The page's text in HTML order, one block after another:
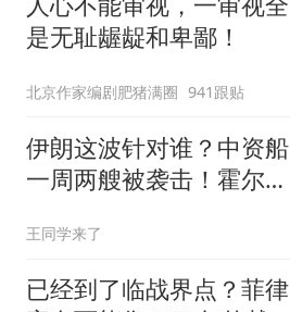
是无耻龌龊和卑鄙！
北京作家编剧肥猪满圈 941跟贴
伊朗这波针对谁？中资船
一周两艘被袭击！霍尔木
彻底破灭！
王同学来了
已经到了临战界点？菲律